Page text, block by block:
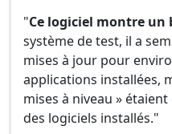
"Ce logiciel montre
système de test, il a
mises à jour pour
applications installées,
mises à niveau »
des logiciels installés."